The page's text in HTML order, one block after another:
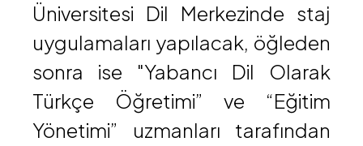
Üniversitesi Dil Merkezinde staj
uygulamaları yapılacak, öğleden
sonra ise "Yabancı Dil Olarak
Türkçe Öğretimi” ve “Eğitim
Yönetimi” uzmanları tarafından